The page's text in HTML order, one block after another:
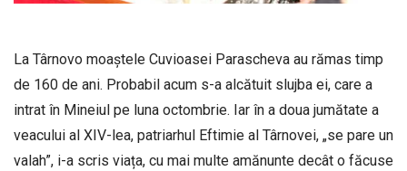
La Târnovo moaștele Cuvioasei Parascheva au rămas timp
de 160 de ani. Probabil acum s-a alcătuit slujba ei, care a
intrat în Mineiul pe luna octombrie. Iar în a doua jumătate a
veacului al XIV-lea, patriarhul Eftimie al Târnovei, „se pare un
valah”, i-a scris viața, cu mai multe amănunte decât o făcuse